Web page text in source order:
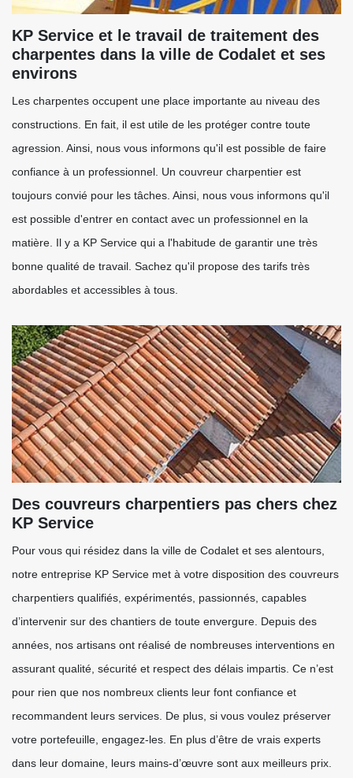
KP Service et le travail de traitement des
charpentes dans la ville de Codalet et ses
environs
Les charpentes occupent une place importante au niveau des
constructions. En fait, il est utile de les protéger contre toute
agression. Ainsi, nous vous informons qu'il est possible de faire
confiance à un professionnel. Un couvreur charpentier est
toujours convié pour les tâches. Ainsi, nous vous informons qu'il
est possible d'entrer en contact avec un professionnel en la
matière. Il y a KP Service qui a l'habitude de garantir une très
bonne qualité de travail. Sachez qu'il propose des tarifs très
abordables et accessibles à tous.
Des couvreurs charpentiers pas chers chez
KP Service
Pour vous qui résidez dans la ville de Codalet et ses alentours,
notre entreprise KP Service met à votre disposition des couvreurs
charpentiers qualifiés, expérimentés, passionnés, capables
d’intervenir sur des chantiers de toute envergure. Depuis des
années, nos artisans ont réalisé de nombreuses interventions en
assurant qualité, sécurité et respect des délais impartis. Ce n’est
pour rien que nos nombreux clients leur font confiance et
recommandent leurs services. De plus, si vous voulez préserver
votre portefeuille, engagez-les. En plus d’être de vrais experts
dans leur domaine, leurs mains-d’œuvre sont aux meilleurs prix.